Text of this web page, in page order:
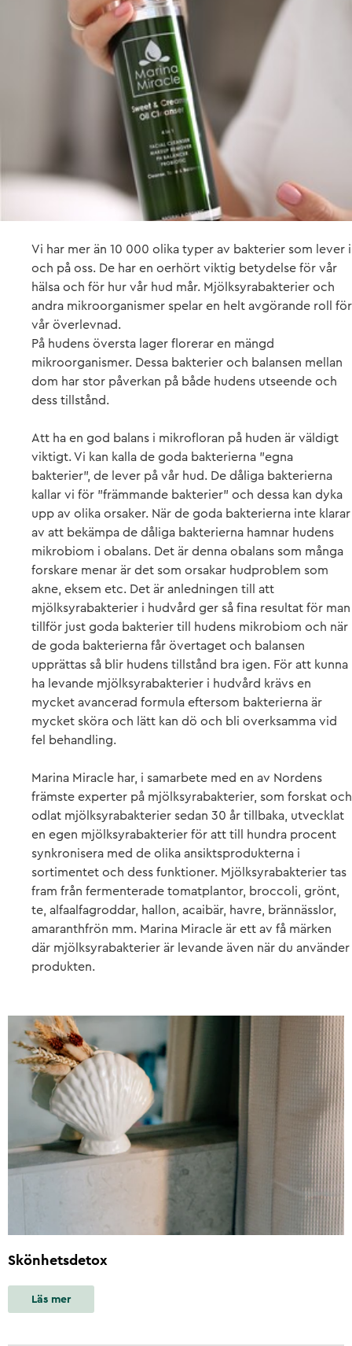
Vi har mer än 10 000 olika typer av bakterier som lever i
och på oss. De har en oerhört viktig betydelse för vår
hälsa och för hur vår hud mår. Mjölksyrabakterier och
andra mikroorganismer spelar en helt avgörande roll för
vår överlevnad.
På hudens översta lager florerar en mängd
mikroorganismer. Dessa bakterier och balansen mellan
dom har stor påverkan på både hudens utseende och
dess tillstånd.
Att ha en god balans i mikrofloran på huden är väldigt
viktigt. Vi kan kalla de goda bakterierna ”egna
bakterier”, de lever på vår hud. De dåliga bakterierna
kallar vi för ”främmande bakterier” och dessa kan dyka
upp av olika orsaker. När de goda bakterierna inte klarar
av att bekämpa de dåliga bakterierna hamnar hudens
mikrobiom i obalans. Det är denna obalans som många
forskare menar är det som orsakar hudproblem som
akne, eksem etc. Det är anledningen till att
mjölksyrabakterier i hudvård ger så fina resultat för man
tillför just goda bakterier till hudens mikrobiom och när
de goda bakterierna får övertaget och balansen
upprättas så blir hudens tillstånd bra igen. För att kunna
ha levande mjölksyrabakterier i hudvård krävs en
mycket avancerad formula eftersom bakterierna är
mycket sköra och lätt kan dö och bli overksamma vid
fel behandling.
Marina Miracle har, i samarbete med en av Nordens
främste experter på mjölksyrabakterier, som forskat och
odlat mjölksyrabakterier sedan 30 år tillbaka, utvecklat
en egen mjölksyrabakterier för att till hundra procent
synkronisera med de olika ansiktsprodukterna i
sortimentet och dess funktioner. Mjölksyrabakterier tas
fram från fermenterade tomatplantor, broccoli, grönt,
te, alfaalfagroddar, hallon, acaibär, havre, brännässlor,
amaranthfrön mm. Marina Miracle är ett av få märken
där mjölksyrabakterier är levande även när du använder
produkten.
Skönhetsdetox
Läs mer